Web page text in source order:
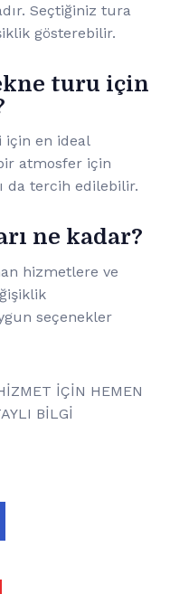
Seçtiğiniz tura
gösterebilir.
turu için
için en ideal
atmosfer için
da tercih edilebilir.
ne kadar?
hizmetlere ve
seçenekler
İÇİN HEMEN
BİLGİ